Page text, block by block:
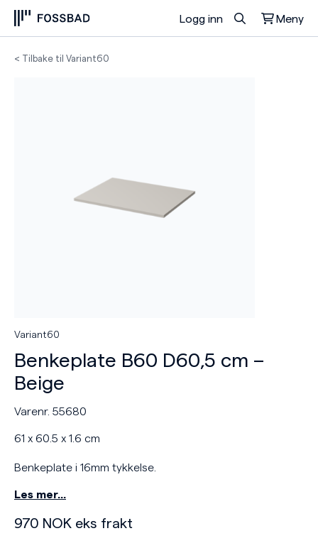
Logg inn Meny
Du har ingen produkter i handlekurven.
< Tilbake til Variant60
Variant60
Benkeplate B60 D60,5 cm –
Beige
Varenr. 55680
61 x 60.5 x 1.6 cm
Benkeplate i 16mm tykkelse.
Les mer…
970 NOK eks frakt